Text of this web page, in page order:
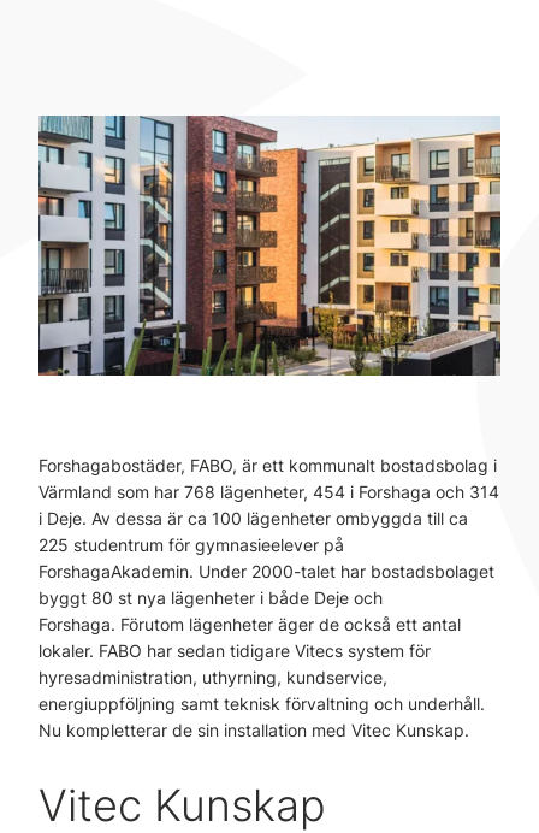
Forshagabostäder, FABO, är ett kommunalt bostadsbolag i
Värmland som har 768 lägenheter, 454 i Forshaga och 314
i Deje. Av dessa är ca 100 lägenheter ombyggda till ca
225 studentrum för gymnasieelever på
ForshagaAkademin. Under 2000-talet har bostadsbolaget
byggt 80 st nya lägenheter i både Deje och
Forshaga. Förutom lägenheter äger de också ett antal
lokaler. FABO har sedan tidigare Vitecs system för
hyresadministration, uthyrning, kundservice,
energiuppföljning samt teknisk förvaltning och underhåll.
Nu kompletterar de sin installation med Vitec Kunskap.
Vitec Kunskap